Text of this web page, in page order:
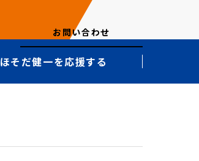
お問い合わせ
ほそだ健一を応援する